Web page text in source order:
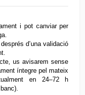
i pot canviar per
d’una validació
us avisarem sense
íntegre pel mateix
en 24–72 h